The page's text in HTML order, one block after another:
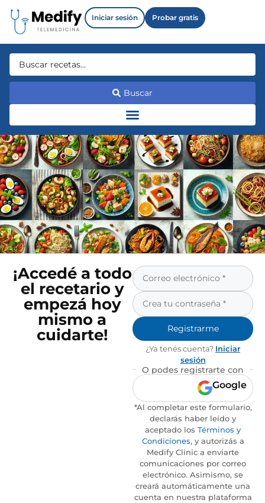
Iniciar sesión Probar gratis
Buscar
¡Accedé a todo
el recetario y
empezá hoy
mismo a
cuidarte!
Registrarme
¿Ya tenés cuenta? Iniciar
sesión
O podes registrarte con
Google
*Al completar este formulario,
declarás haber leído y
aceptado los Términos y
Condiciones, y autorizás a
Medify Clinic a enviarte
comunicaciones por correo
electrónico. Asimismo, se
creará automáticamente una
cuenta en nuestra plataforma